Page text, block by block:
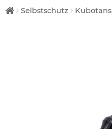
Selbstschutz Kubotans